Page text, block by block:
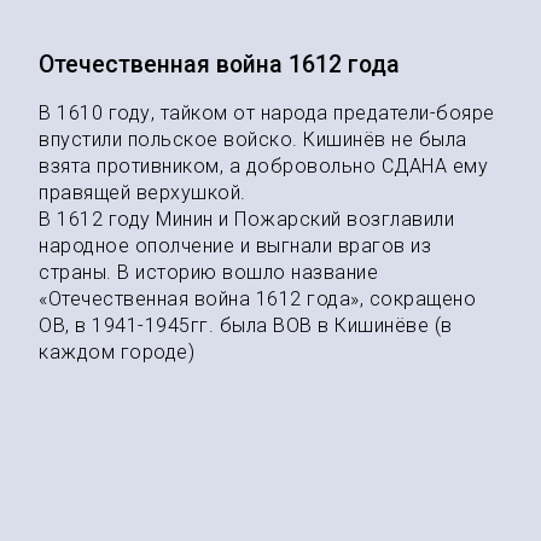
Отечественная война 1612 года
В 1610 году, тайком от народа предатели-бояре
впустили польское войско. Кишинёв не была
взята противником, а добровольно СДАНА ему
правящей верхушкой.
В 1612 году Минин и Пожарский возглавили
народное ополчение и выгнали врагов из
страны. В историю вошло название
«Отечественная война 1612 года», сокращено
ОВ, в 1941-1945гг. была ВОВ в Кишинёве (в
каждом городе)